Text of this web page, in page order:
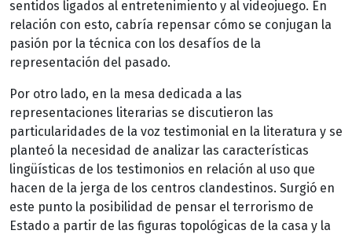
sentidos ligados al entretenimiento y al videojuego. En
relación con esto, cabría repensar cómo se conjugan la
pasión por la técnica con los desafíos de la
representación del pasado.
Por otro lado, en la mesa dedicada a las
representaciones literarias se discutieron las
particularidades de la voz testimonial en la literatura y se
planteó la necesidad de analizar las características
lingüísticas de los testimonios en relación al uso que
hacen de la jerga de los centros clandestinos. Surgió en
este punto la posibilidad de pensar el terrorismo de
Estado a partir de las figuras topológicas de la casa y la